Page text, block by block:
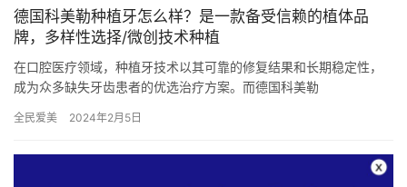
德国科美勒种植牙怎么样？是一款备受信赖的植体品
牌，多样性选择/微创技术种植
在口腔医疗领域，种植牙技术以其可靠的修复结果和长期稳定性，
成为众多缺失牙齿患者的优选治疗方案。而德国科美勒
一…
全民爱美 2024年2月5日